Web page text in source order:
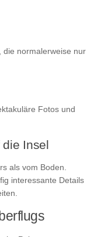
die normalerweise nur
Fotos und
Insel
als vom Boden.
interessante Details